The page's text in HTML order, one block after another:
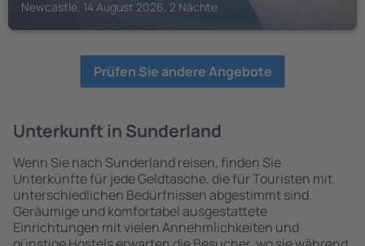
Newcastle, 14 August 2026, 2 Nächte
Prüfen Sie andere Angebote
Unterkunft in Sunderland
Wenn Sie nach Sunderland reisen, finden Sie
Unterkünfte für jede Geldtasche, die für Touristen mit
unterschiedlichen Bedürfnissen abgestimmt sind.
Geräumige und komfortabel ausgestattete
Einrichtungen mit vielen Annehmlichkeiten und